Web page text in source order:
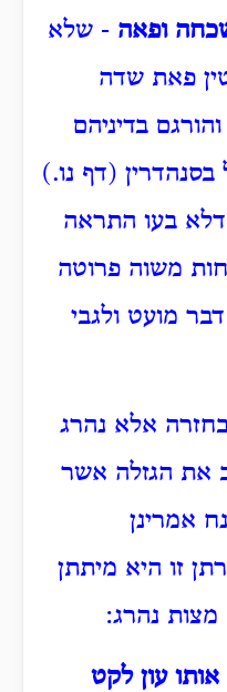
שכחה ופאה - שלא
פאת שדה
בדיניהם
בסנהדרין (דף נו.)
דלא בעו התראה
משוה פרוטה
מועט ולגבי
בחזרה אלא נהרג
את הגזלה אשר
אמרינן
זו היא מיתתן
מצות נהרג:
עון לקט